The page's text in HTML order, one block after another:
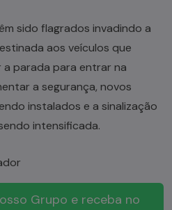
sido flagrados invadindo a
aos veículos que
a parada para entrar na
a segurança, novos
instalados e a sinalização
intensificada.
Grupo e receba no